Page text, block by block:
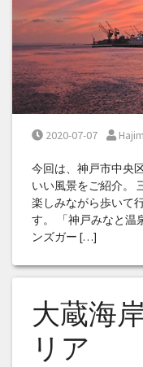
Posted on
2020-07-07
今回は、神戸市中央
いい風景をご紹介。
楽しみながら歩いて
す。 「神戸みなと温
ンズガー […]
大蔵海
リア